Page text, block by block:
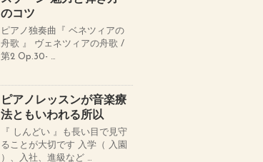
のコツ
ピアノ独奏曲『 ベネツィアの
舟歌 』 ヴェネツィアの舟歌 /
第2 Op.30- …
ピアノレッスンが音楽療
法ともいわれる所以
『 しんどい 』も長い目で見守
ることが大切です 入学（ 入園
）、入社、進級など …